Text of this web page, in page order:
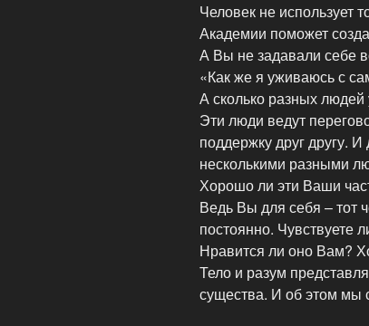
Человек не использует
Академии поможет
А Вы не задавали себе
«Как же я уживаюсь с
А сколько разных людей
Эти люди ведут
поддержку друг другу.
несколькими разными
Хорошо ли эти Ваши
Ведь Вы для себя – тот
постоянно. Чувствуете
Нравится ли оно Вам?
Тело и разум
существа. И об этом мы